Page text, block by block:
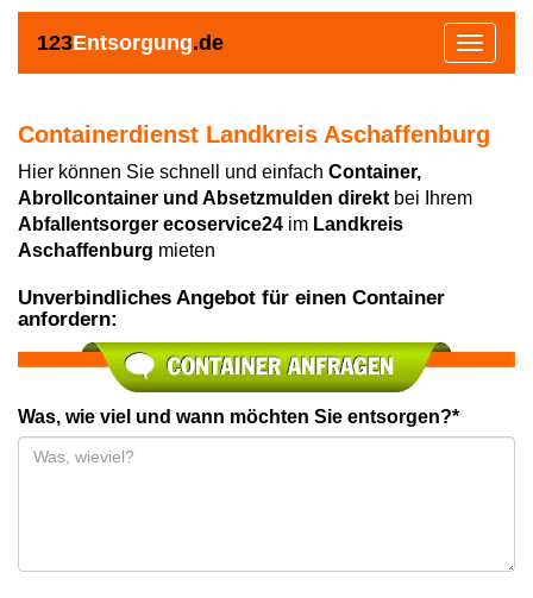
123Entsorgung.de
Toggle
Containerdienst Landkreis Aschaffenburg
Hier können Sie schnell und einfach Container,
Abrollcontainer und Absetzmulden direkt bei Ihrem
Abfallentsorger ecoservice24 im Landkreis
Aschaffenburg mieten
Unverbindliches Angebot für einen Container
anfordern:
Was, wie viel und wann möchten Sie entsorgen?*